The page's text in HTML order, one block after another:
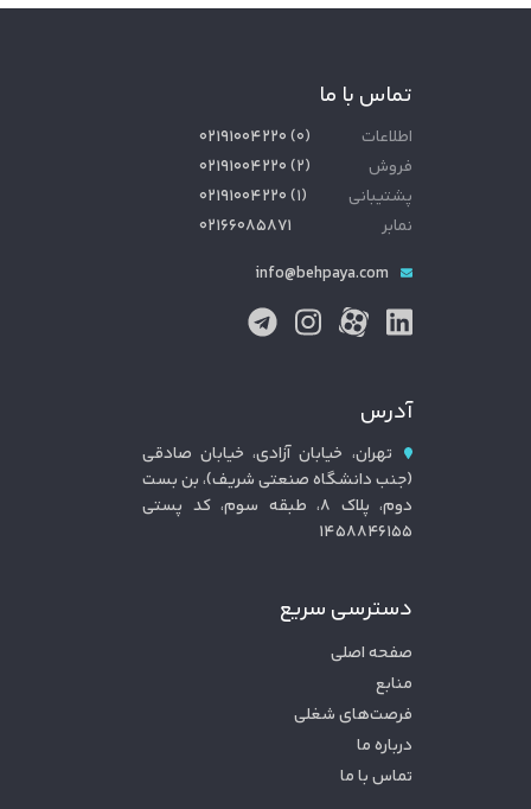
تماس با ما
اطلاعات (۰)۰۲۱۹۱۰۰۴۲۲۰
فروش
(۲)۰۲۱۹۱۰۰۴۲۲۰
پشتیبانی
(۱)۰۲۱۹۱۰۰۴۲۲۰
نمابر
۰۲۱۶۶۰۸۵۸۷۱
info@behpaya.com
آدرس
تهران، خیابان آزادی، خیابان صادقی
(جنب دانشگاه صنعتی شریف)، بن بست
دوم، پلاک ۸، طبقه سوم، کد پستی
۱۴۵۸۸۴۶۱۵۵
دسترسی سریع
صفحه اصلی
منابع
فرصت‌های شغلی
درباره ما
تماس با ما